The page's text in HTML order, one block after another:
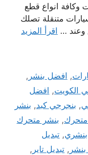
وكافة انواع قطع
متنقلة تصلك
وعند … اقرأ المزيد
, افضل بنشر ,
الكويت, افضل
, بنجرجي كبد, بنشر
, بنشر متحرك
بنشري, تبديل
, تبديل تاير ,